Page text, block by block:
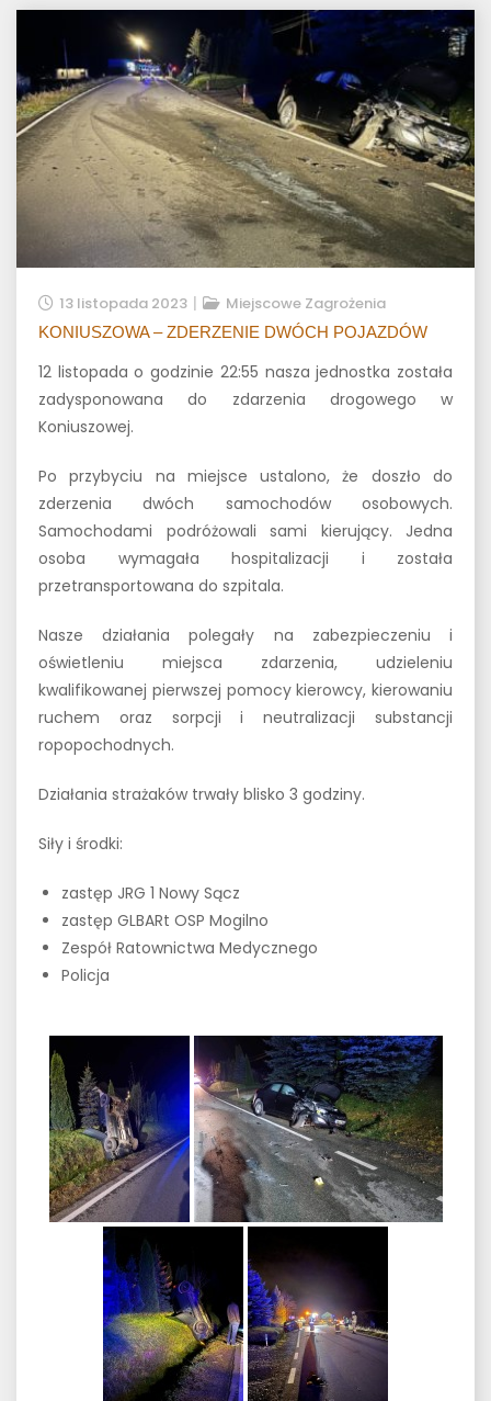
13 listopada 2023 Miejscowe Zagrożenia
KONIUSZOWA – ZDERZENIE DWÓCH POJAZDÓW
12 listopada o godzinie 22:55 nasza jednostka została
zadysponowana do zdarzenia drogowego w
Koniuszowej.
Po przybyciu na miejsce ustalono, że doszło do
zderzenia dwóch samochodów osobowych.
Samochodami podróżowali sami kierujący. Jedna
osoba wymagała hospitalizacji i została
przetransportowana do szpitala.
Nasze działania polegały na zabezpieczeniu i
oświetleniu miejsca zdarzenia, udzieleniu
kwalifikowanej pierwszej pomocy kierowcy, kierowaniu
ruchem oraz sorpcji i neutralizacji substancji
ropopochodnych.
Działania strażaków trwały blisko 3 godziny.
Siły i środki:
zastęp JRG 1 Nowy Sącz
zastęp GLBARt OSP Mogilno
Zespół Ratownictwa Medycznego
Policja